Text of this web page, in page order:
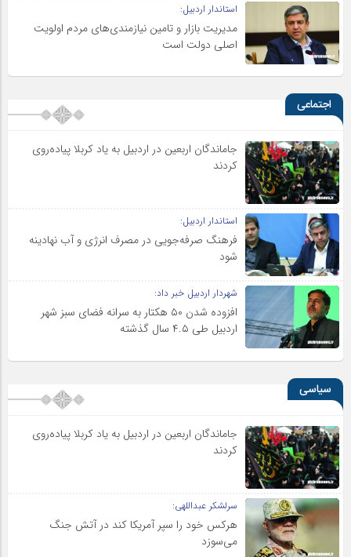
استاندار اردبیل:
مدیریت بازار و تامین نیازمندی‌های مردم اولویت‌
اصلی دولت است
اجتماعی
جاماندگان اربعین در اردبیل به یاد کربلا پیاده‌روی
کردند
استاندار اردبیل:
فرهنگ صرفه‌جویی در مصرف انرژی و آب نهادینه
شود
شهردار اردبیل خبر داد:
افزوده شدن ۵۰ هکتار به سرانه فضای سبز شهر
اردبیل طی ۴.۵ سال گذشته
سیاسی
جاماندگان اربعین در اردبیل به یاد کربلا پیاده‌روی
کردند
سرلشکر عبداللهی:
هرکس خود را سپر آمریکا کند در آتش جنگ
می‌سوزد